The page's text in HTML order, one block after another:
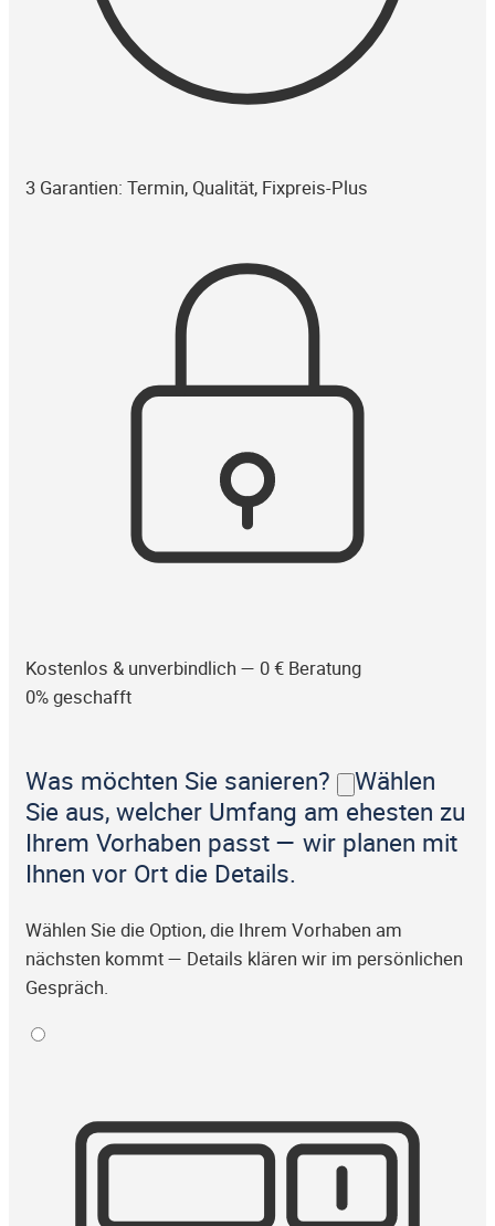
3 Garantien: Termin, Qualität, Fixpreis-Plus
Kostenlos & unverbindlich — 0 € Beratung
0% geschafft
Was möchten Sie sanieren?
Wählen
Sie aus, welcher Umfang am ehesten zu
Ihrem Vorhaben passt — wir planen mit
Ihnen vor Ort die Details.
Wählen Sie die Option, die Ihrem Vorhaben am
nächsten kommt — Details klären wir im persönlichen
Gespräch.